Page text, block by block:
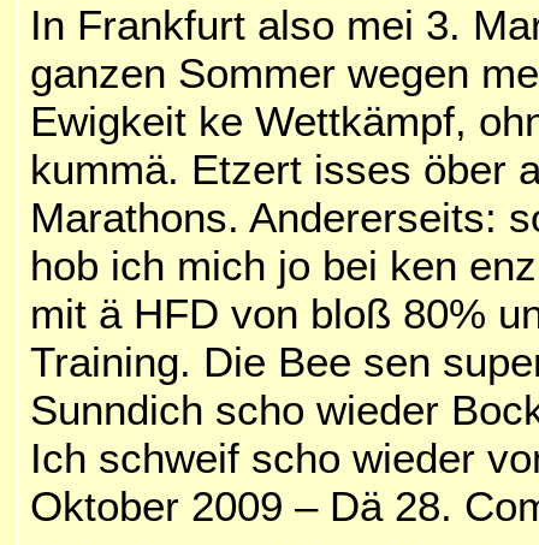
In Frankfurt also mei 3.
ganzen Sommer wegen
Ewigkeit ke Wettkämpf,
kummä. Etzert isses öber
Marathons. Andererseits:
hob ich mich jo bei ken
mit ä HFD von bloß 80%
Training. Die Bee sen
Sunndich scho wieder
Ich schweif scho wieder
Oktober 2009 – Dä 28.